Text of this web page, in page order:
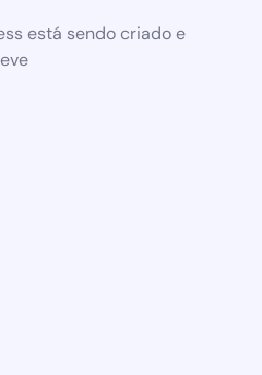
está sendo criado e